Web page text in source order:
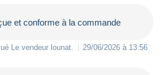
et conforme à la commande
Le vendeur lounat. 29/06/2026 à 13:56